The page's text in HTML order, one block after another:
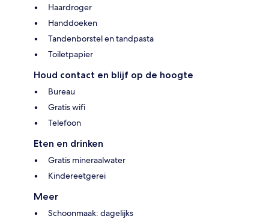
Haardroger
Handdoeken
Tandenborstel en tandpasta
Toiletpapier
Houd contact en blijf op de hoogte
Bureau
Gratis wifi
Telefoon
Eten en drinken
Gratis mineraalwater
Kindereetgerei
Meer
Schoonmaak: dagelijks